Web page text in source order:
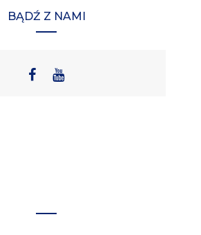
BĄDŹ Z NAMI